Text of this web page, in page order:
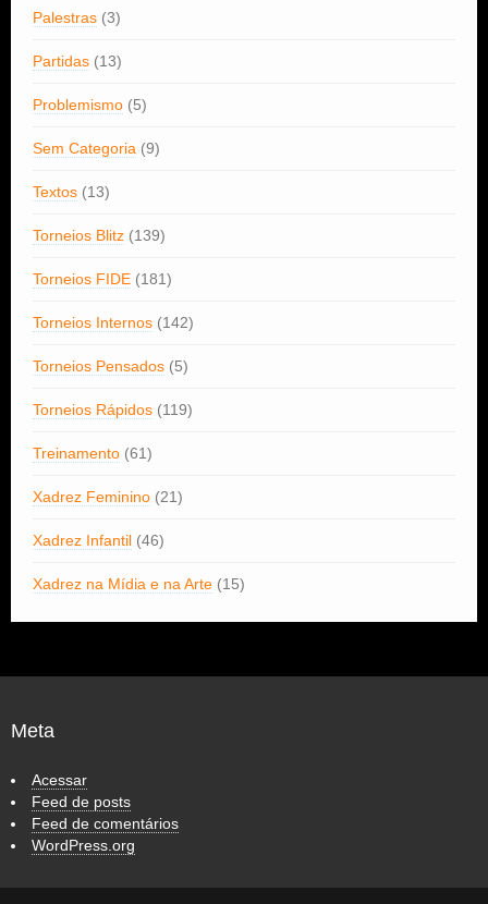
Palestras (3)
Partidas (13)
Problemismo (5)
Sem Categoria (9)
Textos (13)
Torneios Blitz (139)
Torneios FIDE (181)
Torneios Internos (142)
Torneios Pensados (5)
Torneios Rápidos (119)
Treinamento (61)
Xadrez Feminino (21)
Xadrez Infantil (46)
Xadrez na Mídia e na Arte (15)
Meta
Acessar
Feed de posts
Feed de comentários
WordPress.org